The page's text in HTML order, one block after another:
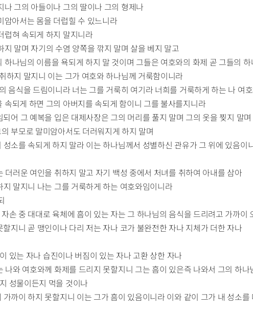
그의 아들이나 그의 딸이나 그의 형제나
아서는 몸을 더럽힐 수 있느니라
럽혀 속되게 하지 말지니라
말며 자기의 수염 양쪽을 깎지 말며 살을 베지 말고
나님의 이름을 욕되게 하지 말 것이며 그들은 여호와의 화제 곧 그들의
하지 말지니 이는 그가 여호와 하나님께 거룩함이니라
음식을 드림이니라 너는 그를 거룩히 여기라 너희를 거룩하게 하는 나 여
되게 하면 그의 아버지를 속되게 함이니 그를 불사를지니라
어 그 예복을 입은 대제사장은 그의 머리를 풀지 말며 그의 옷을 찢지 말며
부모로 말미암아서도 더러워지게 하지 말며
소를 속되게 하지 말라 이는 하나님께서 성별하신 관유가 그 위에 있음이
러운 여인을 취하지 말고 자기 백성 중에서 처녀를 취하여 아내를 삼아
말지니 나는 그를 거룩하게 하는 여호와임이니라
손 중 대대로 육체에 흠이 있는 자는 그 하나님의 음식을 드리려고 가까이
지니 곧 맹인이나 다리 저는 자나 코가 불완전한 자나 지체가 더한 자나
있는 자나 습진이나 버짐이 있는 자나 고환 상한 자나
와 여호와께 화제를 드리지 못할지니 그는 흠이 있은즉 나와서 그의 하
성물이든지 먹을 것이나
까이 하지 못할지니 이는 그가 흠이 있음이니라 이와 같이 그가 내 성소